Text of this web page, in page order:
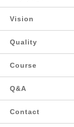
Vision
Quality
Course
Q&A
Contact